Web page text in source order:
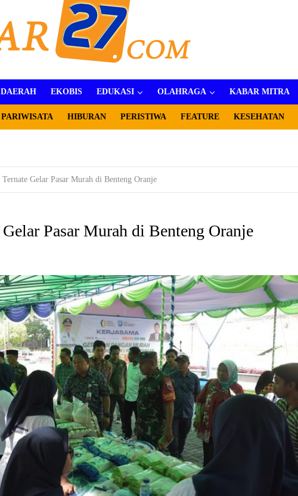
DAERAH EKOBIS EDUKASI OLAHRAGA KABAR MITRA
PARIWISATA HIBURAN PERISTIWA FEATURE KESEHATAN
Ternate Gelar Pasar Murah di Benteng Oranje
Pasar Murah di Benteng Oranje